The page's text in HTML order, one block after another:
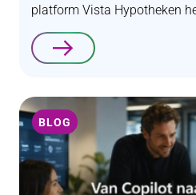
platform Vista Hypotheken
Lees verder
BLOG